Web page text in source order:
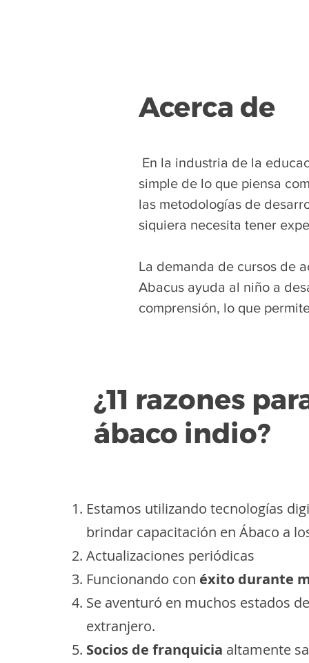
Acerca de
En la industria de la
simple de lo que piensa
las metodologías de
siquiera necesita tener
La demanda de cursos de
Abacus ayuda al niño a
comprensión, lo que
¿11 razones
ábaco indio?
Estamos utilizando tecnologías
brindar capacitación en Ábaco a
Actualizaciones periódicas
Funcionando con éxito durante
Se aventuró en muchos estados
extranjero.
Socios de franquicia altamente